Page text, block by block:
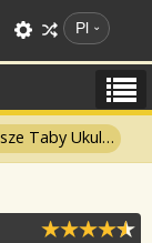
Pl
Taby Ukulele